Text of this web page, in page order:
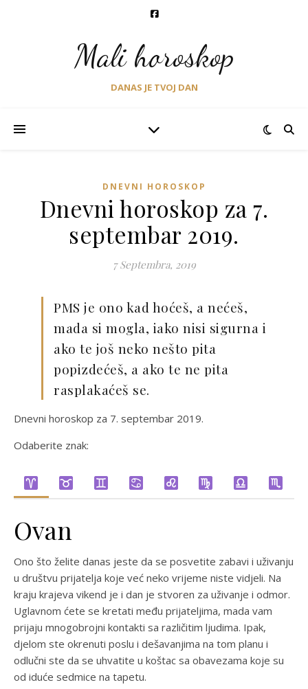
Mali horoskop
DANAS JE TVOJ DAN
DNEVNI HOROSKOP
Dnevni horoskop za 7.
septembar 2019.
7 Septembra, 2019
PMS je ono kad hoćeš, a nećeš,
mada si mogla, iako nisi sigurna i
ako te još neko nešto pita
popizdećeš, a ako te ne pita
rasplakaćeš se.
Dnevni horoskop za 7. septembar 2019.
Odaberite znak:
Ovan
Ono što želite danas jeste da se posvetite zabavi i uživanju
u društvu prijatelja koje već neko vrijeme niste vidjeli. Na
kraju krajeva vikend je i dan je stvoren za uživanje i odmor.
Uglavnom ćete se kretati među prijateljima, mada vam
prijaju mnogobrojni kontakti sa različitim ljudima. Ipak,
djelom ste okrenuti poslu i dešavanjima na tom planu i
odlučni ste da se uhvatite u koštac sa obavezama koje su
od iduće sedmice na tapetu.